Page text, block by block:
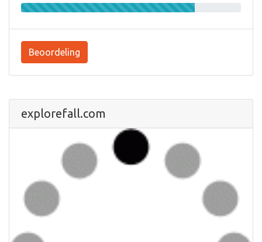
Beoordeling
explorefall.com